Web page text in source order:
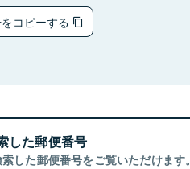
コピーする
した郵便番号
した郵便番号をご覧いただけます。